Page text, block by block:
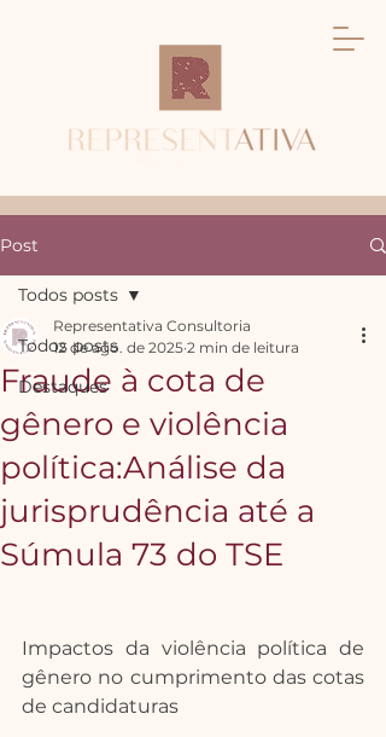
Post
Todos posts
Destaques
Todos posts
Fraude à cota de
gênero e violência
política:Análise da
jurisprudência até a
Súmula 73 do TSE
Representativa Consultoria
12 de ago. de 2025 2 min de leitura
Impactos da violência política de
gênero no cumprimento das cotas
de candidaturas